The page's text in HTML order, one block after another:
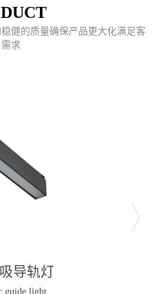
健的质量确保产品更大化满足客
需求
导轨灯
guide light